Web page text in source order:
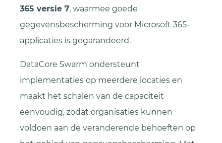
365 versie 7, waarmee goede
gegevensbescherming voor Microsoft 365-
applicaties is gegarandeerd.
DataCore Swarm ondersteunt
implementaties op meerdere locaties en
maakt het schalen van de capaciteit
eenvoudig, zodat organisaties kunnen
voldoen aan de veranderende behoeften op